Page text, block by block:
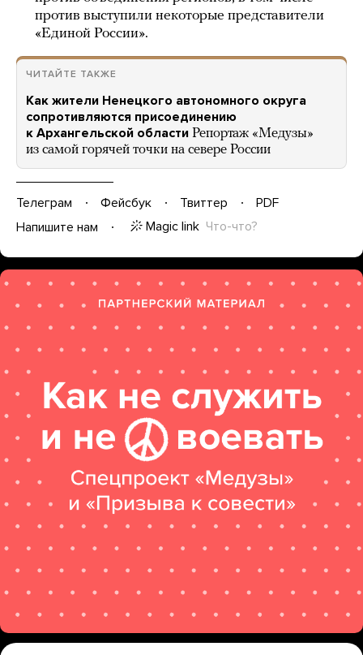
против выступили некоторые представители
«Единой России».
ЧИТАЙТЕ ТАКЖЕ
Как жители Ненецкого автономного округа
сопротивляются присоединению
к Архангельской области Репортаж «Медузы»
из самой горячей точки на севере России
Телеграм Фейсбук Твиттер
PDF
Напишите нам
Magic link Что-что?